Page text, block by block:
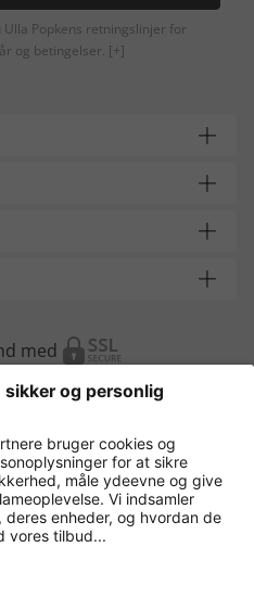
Popkens retningslinjer for
og betingelser. [+]
med